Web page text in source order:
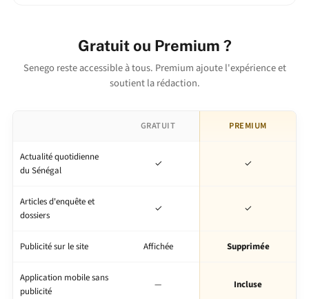
Gratuit ou Premium ?
Senego reste accessible à tous. Premium ajoute l'expérience et
soutient la rédaction.
GRATUIT PREMIUM
Actualité quotidienne
du Sénégal
✓ ✓
Articles d'enquête et
dossiers
✓ ✓
Publicité sur le site Affichée Supprimée
Application mobile sans
publicité
— Incluse